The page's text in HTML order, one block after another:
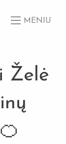
MENIU
Želė